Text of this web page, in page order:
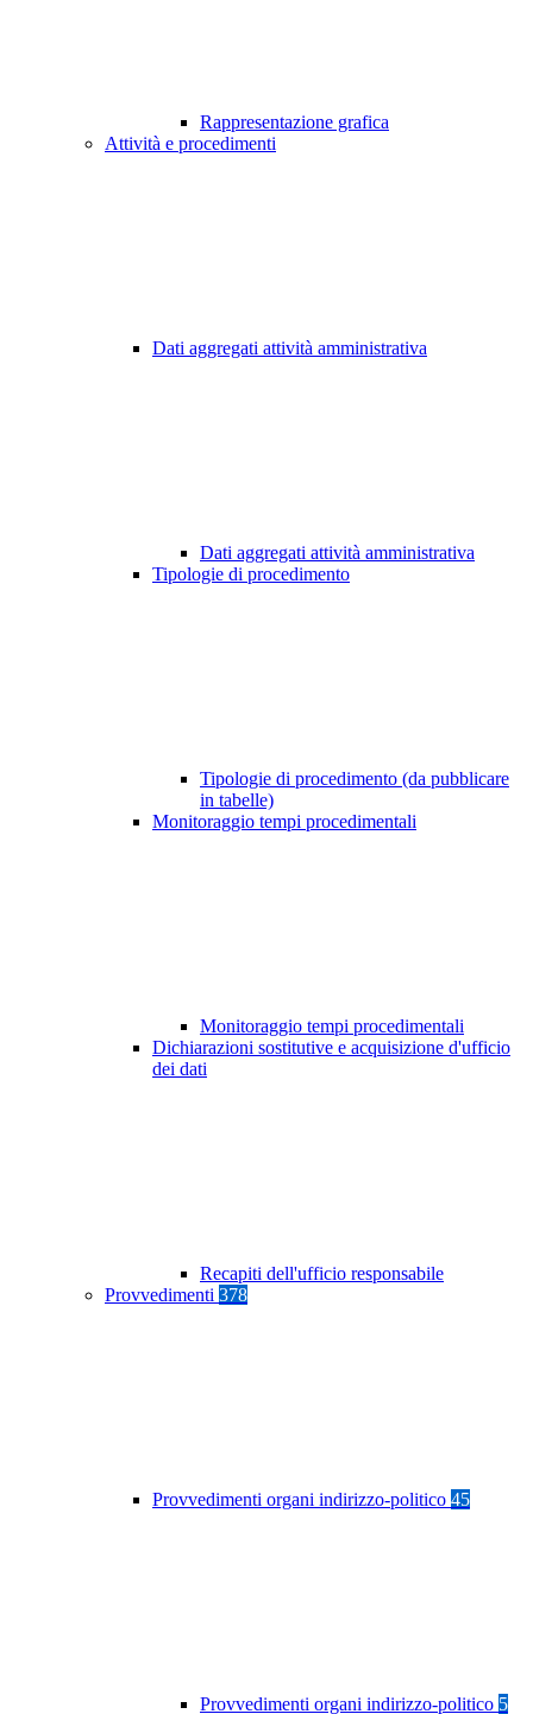
Rappresentazione grafica
Attività e procedimenti
Dati aggregati attività amministrativa
Dati aggregati attività amministrativa
Tipologie di procedimento
Tipologie di procedimento (da pubblicare
in tabelle)
Monitoraggio tempi procedimentali
Monitoraggio tempi procedimentali
Dichiarazioni sostitutive e acquisizione d'ufficio
dei dati
Recapiti dell'ufficio responsabile
Provvedimenti 378
Provvedimenti organi indirizzo-politico 45
Provvedimenti organi indirizzo-politico 5